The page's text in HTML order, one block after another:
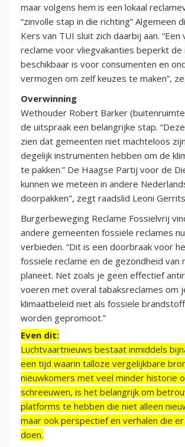
maar volgens hem is een lokaal
“zinvolle stap in die richting” Algemeen
Kers van TUI sluit zich daarbij aan.
reclame voor vliegvakanties beperkt de
beschikbaar is voor consumenten en
vermogen om zelf keuzes te maken”,
Overwinning
Wethouder Robert Barker
de uitspraak een belangrijke stap.
zien dat gemeenten niet machteloos
degelijk instrumenten hebben om de
te pakken.” De Haagse Partij voor de
kunnen we meteen in andere
doorpakken", zegt raadslid Leoni
Burgerbeweging Reclame Fossielvrij
andere gemeenten fossiele reclames
verbieden. “Dit is een doorbraak voor
fossiele reclame en de gezondheid van
planeet. Net zoals je geen effectief
voeren met overal tabaksreclames om
klimaatbeleid niet als fossiele
worden gepromoot.”
Even dit:
Luchtvaartnieuws bestaat inmiddels
een tijd waarin talloze vergelijkbare
nieuwkomers met veel minder historie
schreeuwen, is het belangrijk om
platforms te hebben die niet alleen
maar ook perspectief en verhalen die
doen.